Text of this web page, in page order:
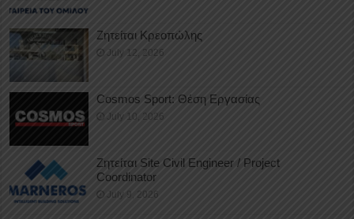
Ζητείται Κρεοπώλης
July 12, 2026
Cosmos Sport: Θέση Εργασίας
July 10, 2026
Ζητείται Site Civil Engineer / Project
Coordinator
July 9, 2026